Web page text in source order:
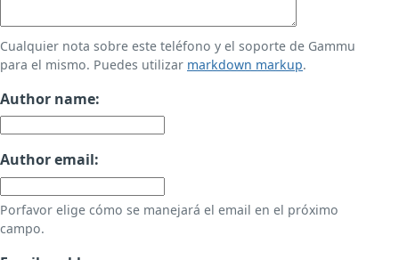
Cualquier nota sobre este teléfono y el soporte de Gammu
para el mismo. Puedes utilizar markdown markup.
Author name:
Author email:
Porfavor elige cómo se manejará el email en el próximo
campo.